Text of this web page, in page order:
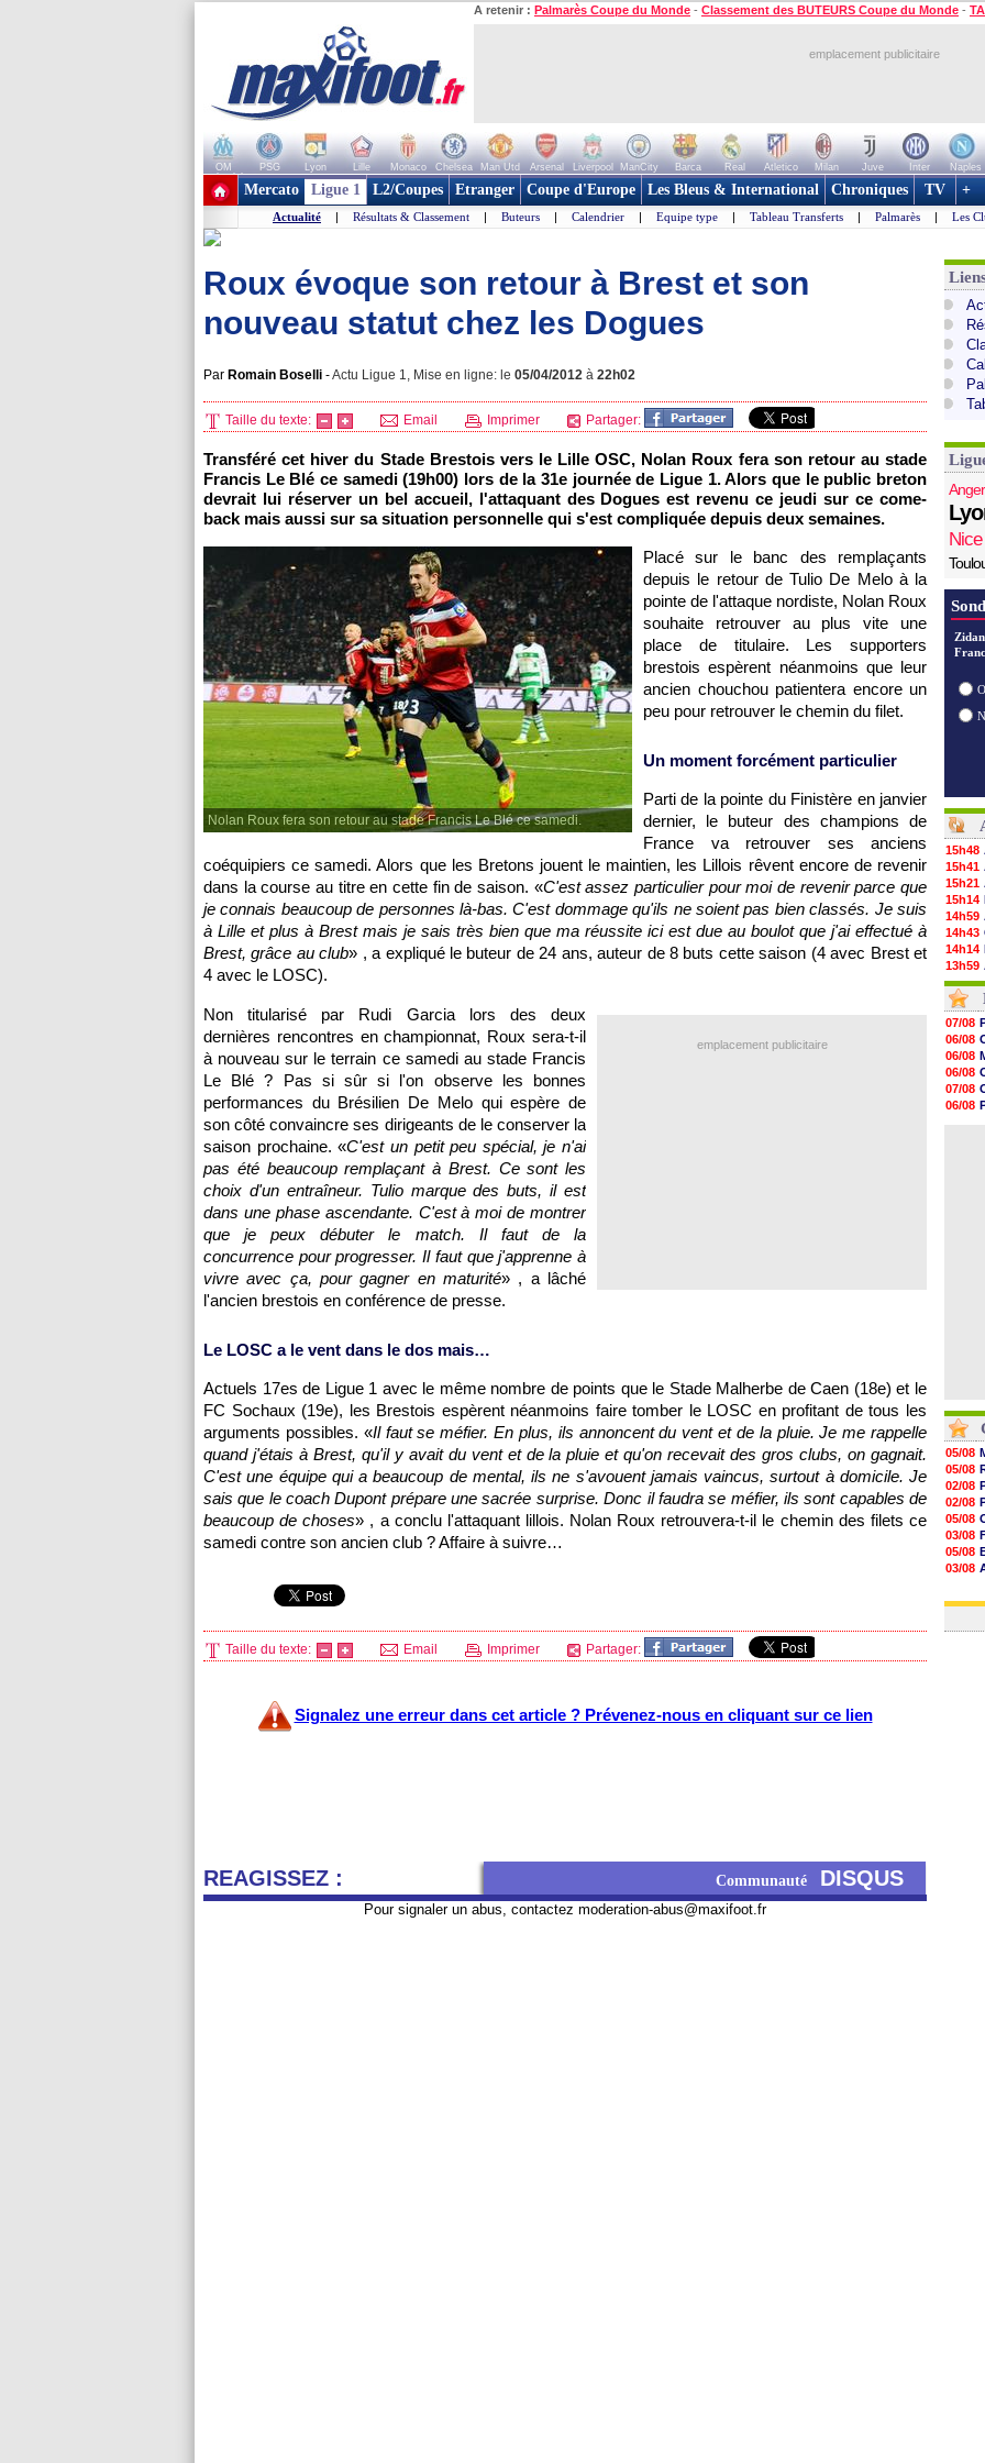
A retenir : Palmarès Coupe du Monde - Classement des BUTEURS Coupe du Monde -
emplacement publicitaire
OM PSG Lyon Lille Monaco Chelsea Man Utd Arsenal Liverpool ManCity Barca Real Atletico Milan Juve Inter Naples
+ de clubs
Mercato Ligue 1 L2/Coupes Etranger Coupe d'Europe Les Bleus & International Chroniques TV +
Actualité | Résultats & Classement | Buteurs | Calendrier | Equipe type | Tableau Transferts | Palmarès | Les
Roux évoque son retour à Brest et son
nouveau statut chez les Dogues
Par Romain Boselli -Actu Ligue 1, Mise en ligne: le 05/04/2012 à 22h02
Taille du texte: Email Imprimer Partager:
Transféré cet hiver du Stade Brestois vers le Lille OSC, Nolan Roux fera son retour au stade
Francis Le Blé ce samedi (19h00) lors de la 31e journée de Ligue 1. Alors que le public breton
devrait lui réserver un bel accueil, l'attaquant des Dogues est revenu ce jeudi sur ce come-
back mais aussi sur sa situation personnelle qui s'est compliquée depuis deux semaines.
Nolan Roux fera son retour au stade Francis Le Blé ce samedi.
Placé sur le banc des remplaçants
depuis le retour de Tulio De Melo à la
pointe de l'attaque nordiste, Nolan Roux
souhaite retrouver au plus vite une
place de titulaire. Les supporters
brestois espèrent néanmoins que leur
ancien chouchou patientera encore un
peu pour retrouver le chemin du filet.
Un moment forcément particulier
Parti de la pointe du Finistère en janvier
dernier, le buteur des champions de
France va retrouver ses anciens
coéquipiers ce samedi. Alors que les Bretons jouent le maintien, les Lillois rêvent encore de revenir
dans la course au titre en cette fin de saison. «C'est assez particulier pour moi de revenir parce que
je connais beaucoup de personnes là-bas. C'est dommage qu'ils ne soient pas bien classés. Je suis
à Lille et plus à Brest mais je sais très bien que ma réussite ici est due au boulot que j'ai effectué à
Brest, grâce au club» , a expliqué le buteur de 24 ans, auteur de 8 buts cette saison (4 avec Brest et
4 avec le LOSC).
emplacement publicitaire
Non titularisé par Rudi Garcia lors des deux
dernières rencontres en championnat, Roux sera-t-il
à nouveau sur le terrain ce samedi au stade Francis
Le Blé ? Pas si sûr si l'on observe les bonnes
performances du Brésilien De Melo qui espère de
son côté convaincre ses dirigeants de le conserver la
saison prochaine. «C'est un petit peu spécial, je n'ai
pas été beaucoup remplaçant à Brest. Ce sont les
choix d'un entraîneur. Tulio marque des buts, il est
dans une phase ascendante. C'est à moi de montrer
que je peux débuter le match. Il faut de la
concurrence pour progresser. Il faut que j'apprenne à
vivre avec ça, pour gagner en maturité» , a lâché
l'ancien brestois en conférence de presse.
Le LOSC a le vent dans le dos mais…
Actuels 17es de Ligue 1 avec le même nombre de points que le Stade Malherbe de Caen (18e) et le
FC Sochaux (19e), les Brestois espèrent néanmoins faire tomber le LOSC en profitant de tous les
arguments possibles. «Il faut se méfier. En plus, ils annoncent du vent et de la pluie. Je me rappelle
quand j'étais à Brest, qu'il y avait du vent et de la pluie et qu'on recevait des gros clubs, on gagnait.
C'est une équipe qui a beaucoup de mental, ils ne s'avouent jamais vaincus, surtout à domicile. Je
sais que le coach Dupont prépare une sacrée surprise. Donc il faudra se méfier, ils sont capables de
beaucoup de choses» , a conclu l'attaquant lillois. Nolan Roux retrouvera-t-il le chemin des filets ce
samedi contre son ancien club ? Affaire à suivre…
Taille du texte: Email Imprimer Partager:
Signalez une erreur dans cet article ? Prévenez-nous en cliquant sur ce lien
REAGISSEZ : Communauté DISQUS
Pour signaler un abus, contactez moderation-abus@maxifoot.fr
Nice
15h48
15h41
15h21
15h14
14h59
14h43
14h14
13h59
13h55
13h48
13h30
12h49
12h22
12h00
11h46
11h20
10h49
07/08
06/08
06/08
06/08
07/08
06/08
05/08
05/08
02/08
02/08
05/08
03/08
05/08
03/08
03/08